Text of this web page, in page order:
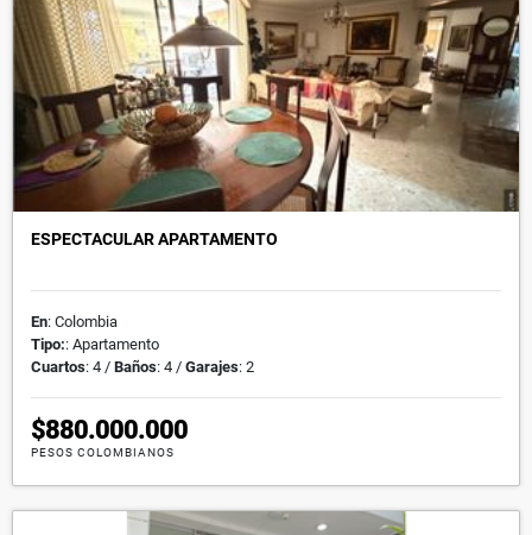
ESPECTACULAR APARTAMENTO
En: Colombia
Tipo:: Apartamento
Cuartos: 4 / Baños: 4 / Garajes: 2
$880.000.000
PESOS COLOMBIANOS